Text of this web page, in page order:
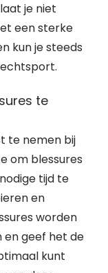
je niet
een sterke
kun je steeds
te
te nemen bij
om blessures
tijd te
en
worden
en geef het de
kunt